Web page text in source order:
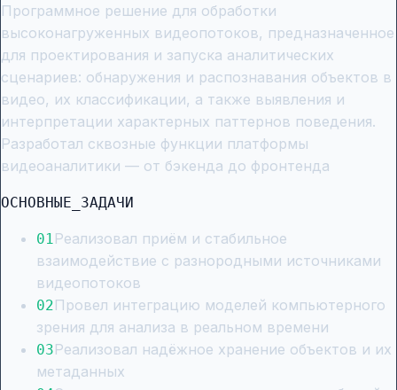
Программное решение для обработки
высоконагруженных видеопотоков, предназначенное
для проектирования и запуска аналитических
сценариев: обнаружения и распознавания объектов в
видео, их классификации, а также выявления и
интерпретации характерных паттернов поведения.
Разработал сквозные функции платформы
видеоаналитики — от бэкенда до фронтенда
ОСНОВНЫЕ_ЗАДАЧИ
01 Реализовал приём и стабильное
взаимодействие с разнородными источниками
видеопотоков
02Провел интеграцию моделей компьютерного
зрения для анализа в реальном времени
03Реализовал надёжное хранение объектов и их
метаданных